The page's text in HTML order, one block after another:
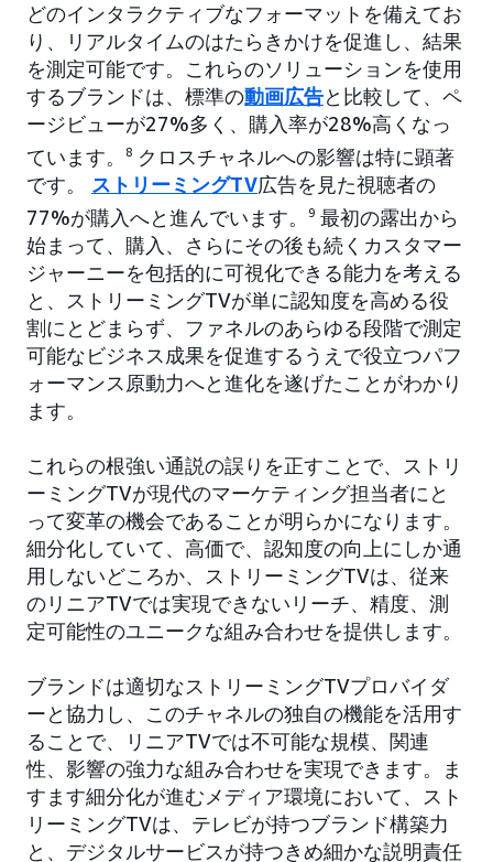
どのインタラクティブなフォーマットを備えてお
り、リアルタイムのはたらきかけを促進し、結果
を測定可能です。これらのソリューションを使用
するブランドは、標準の動画広告と比較して、ペ
ージビューが27%多く、購入率が28%高くなっ
ています。
8 クロスチャネルへの影響は特に顕著
です。 ストリーミングTV広告を見た視聴者の
77%が購入へと進んでいます。
9 最初の露出から
始まって、購入、さらにその後も続くカスタマー
ジャーニーを包括的に可視化できる能力を考える
と、ストリーミングTVが単に認知度を高める役
割にとどまらず、ファネルのあらゆる段階で測定
可能なビジネス成果を促進するうえで役立つパフ
ォーマンス原動力へと進化を遂げたことがわかり
ます。
これらの根強い通説の誤りを正すことで、ストリ
ーミングTVが現代のマーケティング担当者にと
って変革の機会であることが明らかになります。
細分化していて、高価で、認知度の向上にしか通
用しないどころか、ストリーミングTVは、従来
のリニアTVでは実現できないリーチ、精度、測
定可能性のユニークな組み合わせを提供します。
ブランドは適切なストリーミングTVプロバイダ
ーと協力し、このチャネルの独自の機能を活用す
ることで、リニアTVでは不可能な規模、関連
性、影響の強力な組み合わせを実現できます。ま
すます細分化が進むメディア環境において、スト
リーミングTVは、テレビが持つブランド構築力
と、デジタルサービスが持つきめ細かな説明責任